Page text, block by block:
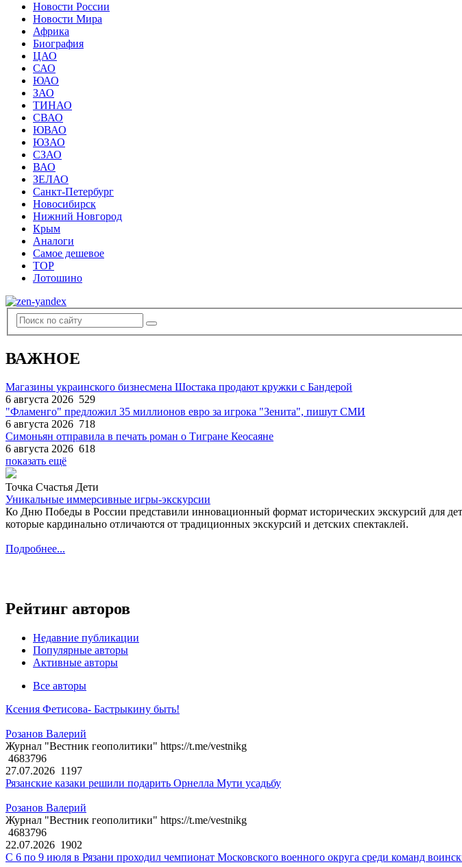
Новости России
Новости Мира
Африка
Биография
ЦАО
САО
ЮАО
ЗАО
ТИНАО
СВАО
ЮВАО
ЮЗАО
СЗАО
ВАО
ЗЕЛАО
Санкт-Петербург
Новосибирск
Нижний Новгород
Крым
Аналоги
Самое дешевое
TOP
Лотошино
ВАЖНОЕ
Магазины украинского бизнесмена Шостака продают кружки с Бандерой
6 августа 2026 529
"Фламенго" предложил 35 миллионов евро за игрока "Зенита", пишут СМИ
6 августа 2026 718
Симоньян отправила в печать роман о Тигране Кеосаяне
6 августа 2026 618
показать ещё
Точка Счастья Дети
Уникальные иммерсивные игры-экскурсии
Ко Дню Победы в России представили инновационный формат исторических экскурсий
которые кардинально отличаются от традиционных экскурсий и детских спектаклей.
Подробнее...
Рейтинг авторов
Недавние публикации
Популярные авторы
Активные авторы
Все авторы
Ксения Фетисова- Бастрыкину быть!
Розанов Валерий
Журнал "Вестник геополитики" https://t.me/vestnikg
4683796
27.07.2026 1197
Рязанские казаки решили подарить Орнелла Мути усадьбу
Розанов Валерий
Журнал "Вестник геополитики" https://t.me/vestnikg
4683796
22.07.2026 1902
С 6 по 9 июля в Рязани проходил чемпионат Московского военного округа среди команд